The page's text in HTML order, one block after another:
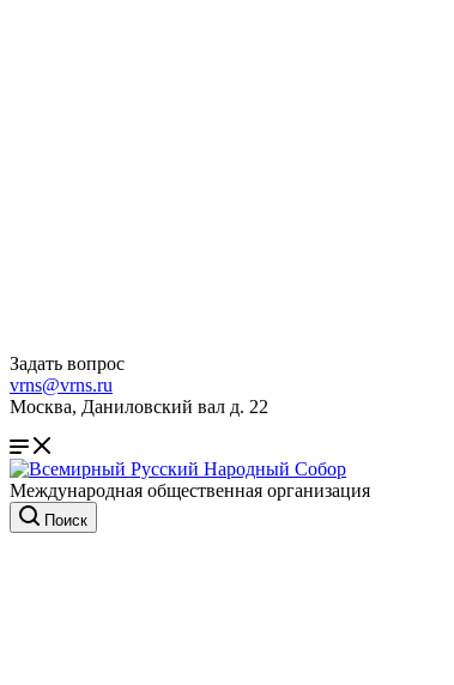
Задать вопрос
vrns@vrns.ru
Москва, Даниловский вал д. 22
Международная общественная организация
Поиск